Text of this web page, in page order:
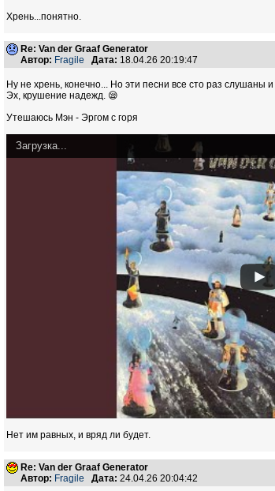
Хрень...понятно.
Re: Van der Graaf Generator
Автор: Fragile Дата: 18.04.26 20:19:47
Ну не хрень, конечно... Но эти песни все сто раз
Эх, крушение надежд. 😪
Утешаюсь Мэн - Эргом с горя
Загрузка...
Нет им равных, и вряд ли будет.
Re: Van der Graaf Generator
Автор: Fragile Дата: 24.04.26 20:04:42